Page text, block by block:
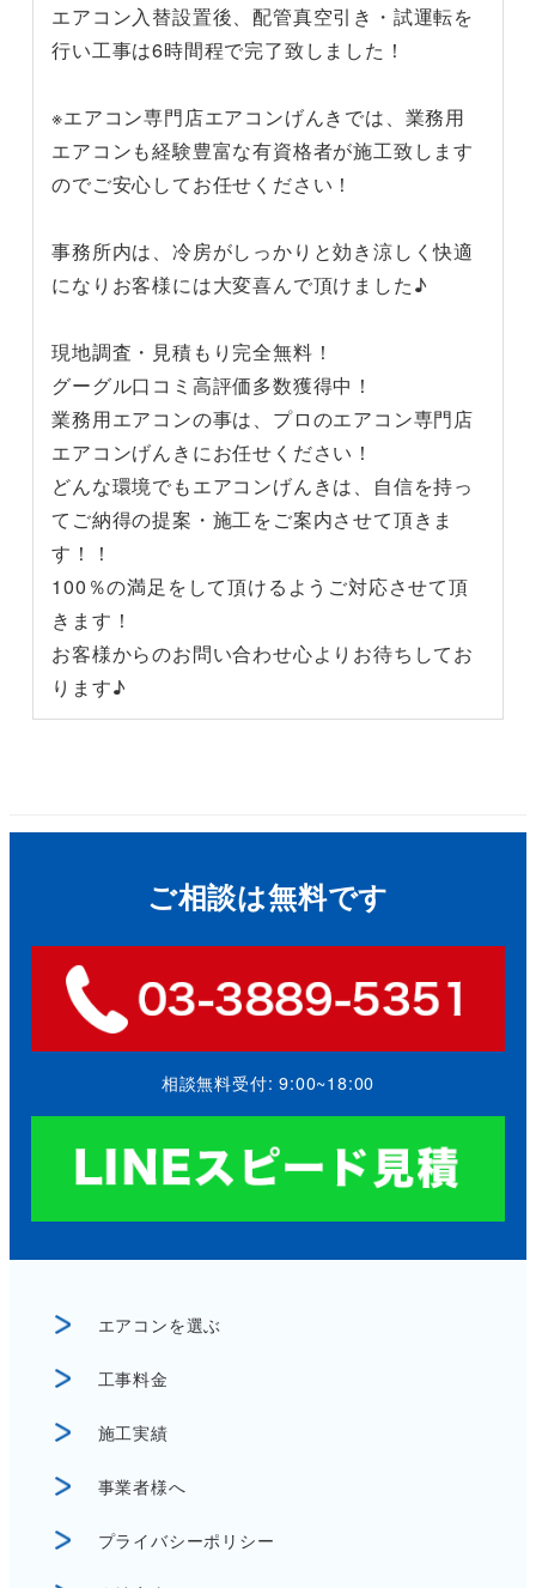
エアコン入替設置後、配管真空引き・試運転を
行い工事は6時間程で完了致しました！
※エアコン専門店エアコンげんきでは、業務用
エアコンも経験豊富な有資格者が施工致します
のでご安心してお任せください！
事務所内は、冷房がしっかりと効き涼しく快適
になりお客様には大変喜んで頂けました♪
現地調査・見積もり完全無料！
グーグル口コミ高評価多数獲得中！
業務用エアコンの事は、プロのエアコン専門店
エアコンげんきにお任せください！
どんな環境でもエアコンげんきは、自信を持っ
てご納得の提案・施工をご案内させて頂きま
す！！
100％の満足をして頂けるようご対応させて頂
きます！
お客様からのお問い合わせ心よりお待ちしてお
ります♪
ご相談は無料です
相談無料受付: 9:00~18:00
エアコンを選ぶ
工事料金
施工実績
事業者様へ
プライバシーポリシー